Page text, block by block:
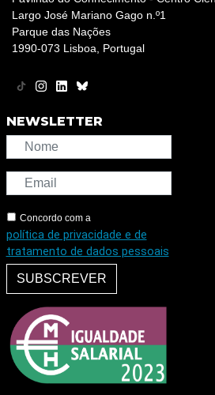
Largo José Mariano Gago n.º1
Parque das Nações
1990-073 Lisboa, Portugal
NEWSLETTER
Concordo com a
política de privacidade e de
tratamento de dados pessoais
SUBSCREVER